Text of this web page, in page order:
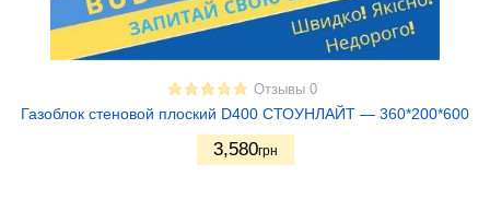
Отзывы 0
Газоблок стеновой плоский D400 СТОУНЛАЙТ — 360*200*600
3,580грн